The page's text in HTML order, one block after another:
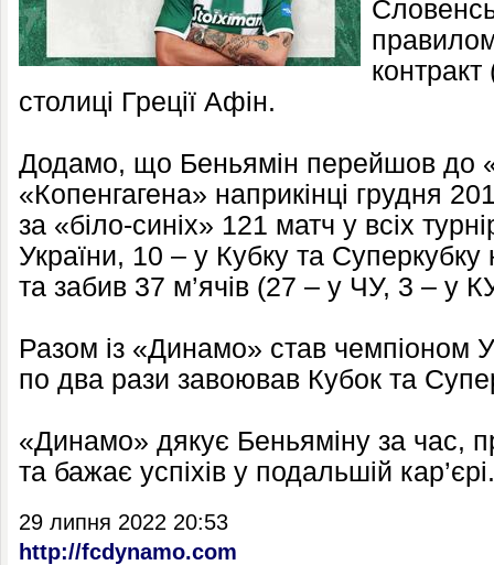
контракт
столиці Греції Афін.
Додамо, що Беньямін перейшов до
«Копенгагена» наприкінці грудня
за «біло-синіх» 121 матч у всіх
України, 10 – у Кубку та Суперкубку
та забив 37 м’ячів (27 – у ЧУ, 3 – у
Разом із «Динамо» став чемпіоном
по два рази завоював Кубок та
«Динамо» дякує Беньяміну за час,
та бажає успіхів у подальшій кар’єрі.
29 липня 2022 20:53
http://fcdynamo.com